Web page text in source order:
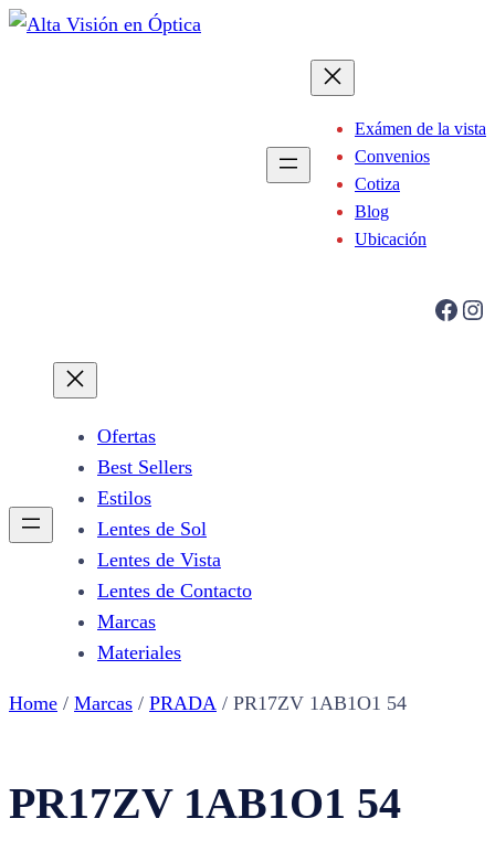
Saltar
Exámen de la vista
Convenios
Cotiza
Blog
Ubicación
Facebook Instagram
Ofertas
Best Sellers
Estilos
Lentes de Sol
Lentes de Vista
Lentes de Contacto
Marcas
Materiales
Home / Marcas / PRADA / PR17ZV 1AB1O1 54
PR17ZV 1AB1O1 54